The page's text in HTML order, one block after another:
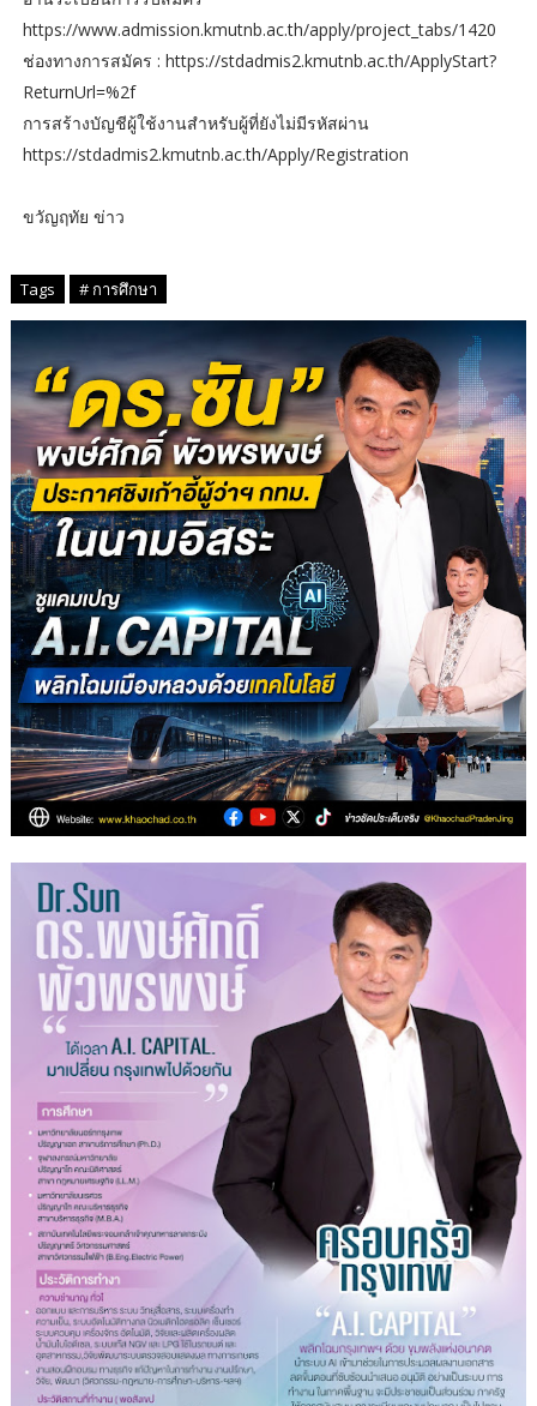
https://www.admission.kmutnb.ac.th/apply/project_tabs/1420
ช่องทางการสมัคร : https://stdadmis2.kmutnb.ac.th/ApplyStart?
ReturnUrl=%2f
การสร้างบัญชีผู้ใช้งานสำหรับผู้ที่ยังไม่มีรหัสผ่าน
https://stdadmis2.kmutnb.ac.th/Apply/Registration
ขวัญฤทัย ข่าว
Tags # การศึกษา